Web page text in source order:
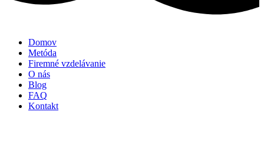
Domov
Metóda
Firemné vzdelávanie
O nás
Blog
FAQ
Kontakt